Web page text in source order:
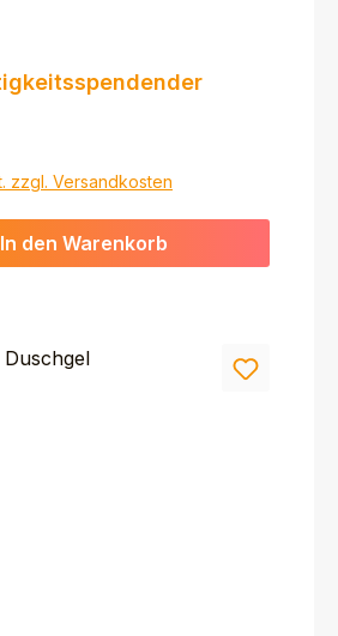
zzgl. Versandkosten
In den Warenkorb